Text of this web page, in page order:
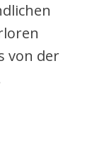
von der